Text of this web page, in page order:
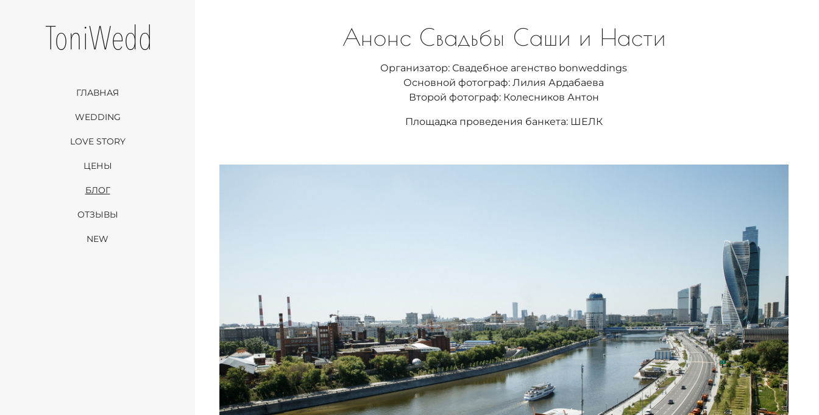
ГЛАВНАЯ
WEDDING
LOVE STORY
ЦЕНЫ
БЛОГ
ОТЗЫВЫ
NEW
Анонс Свадьбы Саши и Насти
Организатор: Свадебное агенство bonweddings
Основной фотограф: Лилия Ардабаева
Второй фотограф: Колесников Антон
Площадка проведения банкета: ШЕЛК